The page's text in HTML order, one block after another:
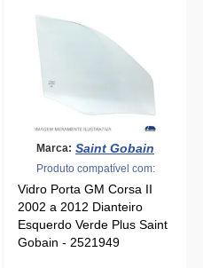
Marca: Saint Gobain
Produto compatível com:
Vidro Porta GM Corsa II
2002 a 2012 Dianteiro
Esquerdo Verde Plus Saint
Gobain - 2521949